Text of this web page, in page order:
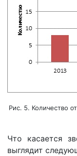
Рис. 5. Количество
Что касается
выглядит